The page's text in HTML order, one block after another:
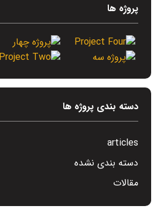
پروژه ها
دسته بندی پروژه ها
articles
دسته بندی نشده
مقالات